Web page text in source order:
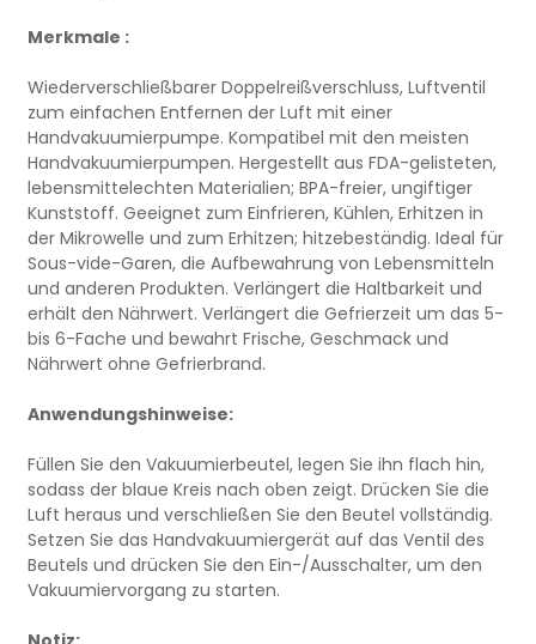
Merkmale :
Wiederverschließbarer Doppelreißverschluss, Luftventil
zum einfachen Entfernen der Luft mit einer
Handvakuumierpumpe. Kompatibel mit den meisten
Handvakuumierpumpen. Hergestellt aus FDA-gelisteten,
lebensmittelechten Materialien; BPA-freier, ungiftiger
Kunststoff. Geeignet zum Einfrieren, Kühlen, Erhitzen in
der Mikrowelle und zum Erhitzen; hitzebeständig. Ideal für
Sous-vide-Garen, die Aufbewahrung von Lebensmitteln
und anderen Produkten. Verlängert die Haltbarkeit und
erhält den Nährwert. Verlängert die Gefrierzeit um das 5-
bis 6-Fache und bewahrt Frische, Geschmack und
Nährwert ohne Gefrierbrand.
Anwendungshinweise:
Füllen Sie den Vakuumierbeutel, legen Sie ihn flach hin,
sodass der blaue Kreis nach oben zeigt. Drücken Sie die
Luft heraus und verschließen Sie den Beutel vollständig.
Setzen Sie das Handvakuumiergerät auf das Ventil des
Beutels und drücken Sie den Ein-/Ausschalter, um den
Vakuumiervorgang zu starten.